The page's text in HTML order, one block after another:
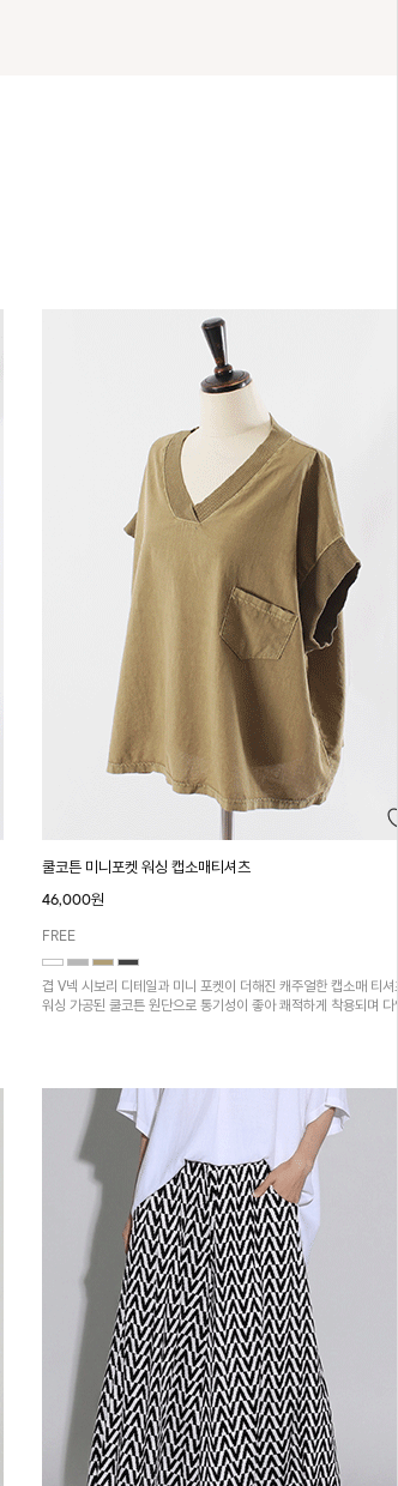
쿨코튼 미니포켓 워싱 캡소매티셔츠
46,000원
FREE
겹 V넥 시보리 디테일과 미니 포켓이 더해진 캐주얼한 캡소매 티셔
워싱 가공된 쿨코튼 원단으로 통기성이 좋아 쾌적하게 착용되며 다